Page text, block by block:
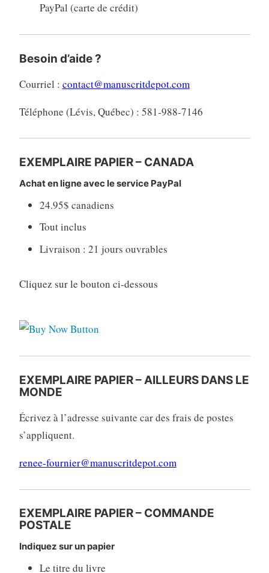
PayPal (carte de crédit)
Besoin d’aide ?
Courriel : contact@manuscritdepot.com
Téléphone (Lévis, Québec) : 581-988-7146
EXEMPLAIRE PAPIER – CANADA
Achat en ligne avec le service PayPal
24.95$ canadiens
Tout inclus
Livraison : 21 jours ouvrables
Cliquez sur le bouton ci-dessous
EXEMPLAIRE PAPIER – AILLEURS DANS LE
MONDE
Écrivez à l’adresse suivante car des frais de postes
s’appliquent.
renee-fournier@manuscritdepot.com
EXEMPLAIRE PAPIER – COMMANDE
POSTALE
Indiquez sur un papier
Le titre du livre